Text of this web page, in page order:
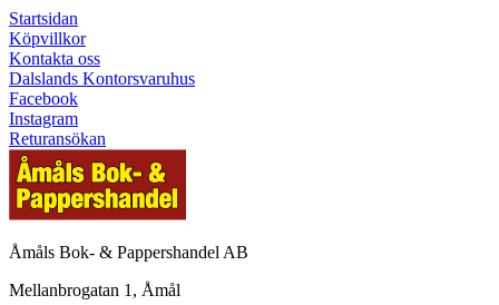
Startsidan
Köpvillkor
Kontakta oss
Dalslands Kontorsvaruhus
Facebook
Instagram
Returansökan
Åmåls Bok- & Pappershandel AB
Mellanbrogatan 1, Åmål